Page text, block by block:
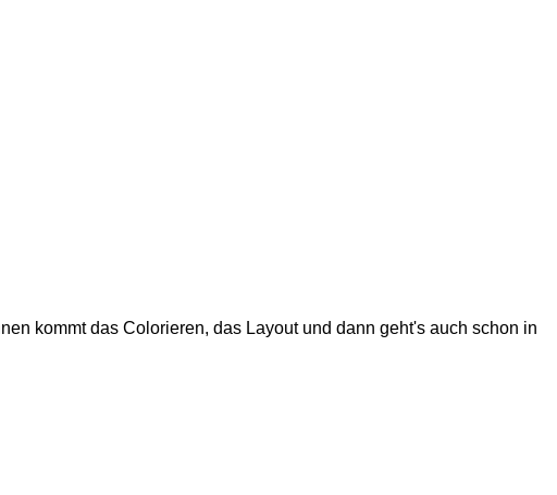
kommt das Colorieren, das Layout und dann geht's auch schon in